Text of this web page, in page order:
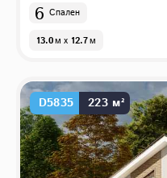
6 Спален
13.0м x 12.7м
D5835 223 м²